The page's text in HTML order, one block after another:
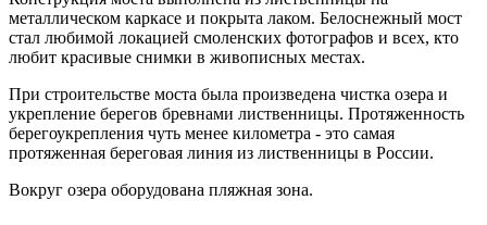
металлическом каркасе и покрыта лаком. Белоснежный мост
стал любимой локацией смоленских фотографов и всех, кто
любит красивые снимки в живописных местах.
При строительстве моста была произведена чистка озера и
укрепление берегов бревнами лиственницы. Протяженность
берегоукрепления чуть менее километра - это самая
протяженная береговая линия из лиственницы в России.
Вокруг озера оборудована пляжная зона.